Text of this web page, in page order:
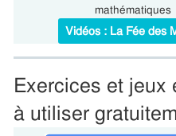
mathématiques
Vidéos : La Fée des
Exercices et jeux
à utiliser